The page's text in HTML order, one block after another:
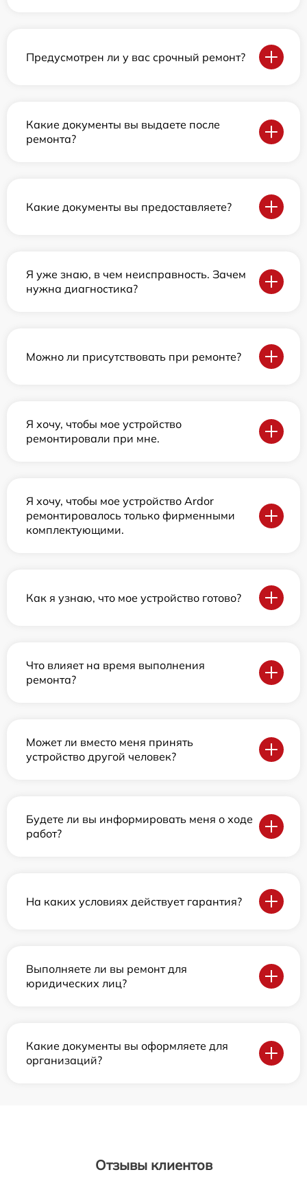
Предусмотрен ли у вас срочный ремонт?
Какие документы вы выдаете после
ремонта?
Какие документы вы предоставляете?
Я уже знаю, в чем неисправность. Зачем
нужна диагностика?
Можно ли присутствовать при ремонте?
Я хочу, чтобы мое устройство
ремонтировали при мне.
Я хочу, чтобы мое устройство Ardor
ремонтировалось только фирменными
комплектующими.
Как я узнаю, что мое устройство готово?
Что влияет на время выполнения
ремонта?
Может ли вместо меня принять
устройство другой человек?
Будете ли вы информировать меня о ходе
работ?
На каких условиях действует гарантия?
Выполняете ли вы ремонт для
юридических лиц?
Какие документы вы оформляете для
организаций?
Отзывы клиентов